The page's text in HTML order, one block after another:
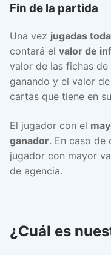
Fin de la partida
Una vez jugadas
contará el valor de
valor de las fichas
ganando y el valor
cartas que tiene en
El jugador con el
ganador. En caso de
jugador con mayor
de agencia.
¿Cuál es